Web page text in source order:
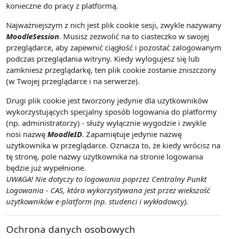
konieczne do pracy z platformą.
Najważniejszym z nich jest plik cookie sesji, zwykle nazywany
MoodleSession. Musisz zezwolić na to ciasteczko w swojej
przeglądarce, aby zapewnić ciągłość i pozostać zalogowanym
podczas przeglądania witryny. Kiedy wylogujesz się lub
zamkniesz przeglądarkę, ten plik cookie zostanie zniszczony
(w Twojej przeglądarce i na serwerze).
Drugi plik cookie jest tworzony jedynie dla użytkowników
wykorzystujących specjalny sposób logowania do platformy
(np. administratorzy) - służy wyłącznie wygodzie i zwykle
nosi nazwę MoodleID. Zapamiętuje jedynie nazwę
użytkownika w przeglądarce. Oznacza to, że kiedy wrócisz na
tę stronę, pole nazwy użytkownika na stronie logowania
będzie już wypełnione.
UWAGA! Nie dotyczy to logowania poprzez Centralny Punkt
Logowania - CAS, która wykorzystywana jest przez wiekszość
użytkowników e-platform (np. studenci i wykładowcy).
Ochrona danych osobowych